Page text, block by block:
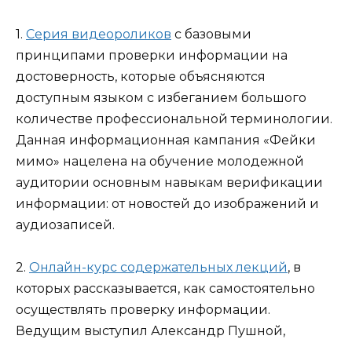
1. Серия видеороликов с базовыми
принципами проверки информации на
достоверность, которые объясняются
доступным языком с избеганием большого
количестве профессиональной терминологии.
Данная информационная кампания «Фейки
мимо» нацелена на обучение молодежной
аудитории основным навыкам верификации
информации: от новостей до изображений и
аудиозаписей.
2. Онлайн-курс содержательных лекций, в
которых рассказывается, как самостоятельно
осуществлять проверку информации.
Ведущим выступил Александр Пушной,